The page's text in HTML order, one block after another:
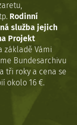
Rodinní
služba jejich
Projekt
základě Vámi
Bundesarchivu
tři roky a cena se
okolo 16 €.